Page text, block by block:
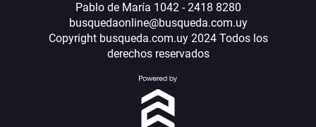
Pablo de María 1042 - 2418 8280
busquedaonline@busqueda.com.uy
Copyright busqueda.com.uy 2024 Todos los
derechos reservados